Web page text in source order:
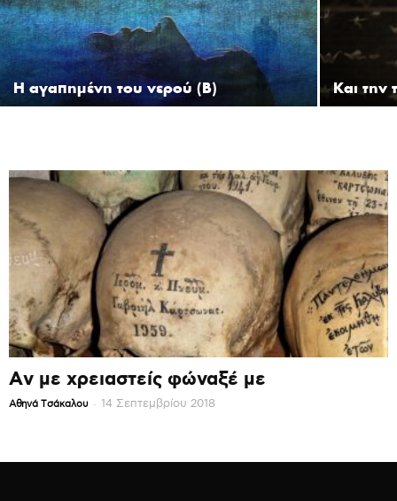
Η αγαπημένη του νερού (Β) Και την
Αν με χρειαστείς φώναξέ με
Αθηνά Τσάκαλου - 14 Σεπτεμβρίου 2018